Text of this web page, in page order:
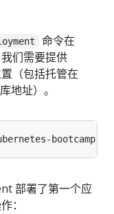
命令在
们需要提供
（包括托管在
地址）。
bootcamp --
部署了第一个应
：